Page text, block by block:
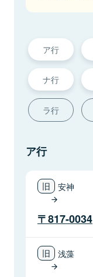
ア行
ナ行
ラ行
ア行
安神
817-0034
浅藻